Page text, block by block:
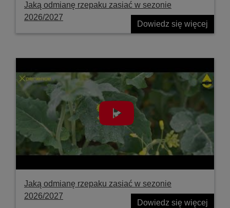
Jaką odmianę rzepaku zasiać w sezonie
2026/2027
Dowiedz się więcej
Jaką odmianę rzepaku zasiać w sezonie
2026/2027
Dowiedz się więcej